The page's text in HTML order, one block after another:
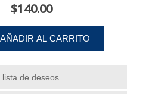
$140.00
AÑADIR AL CARRITO
de deseos